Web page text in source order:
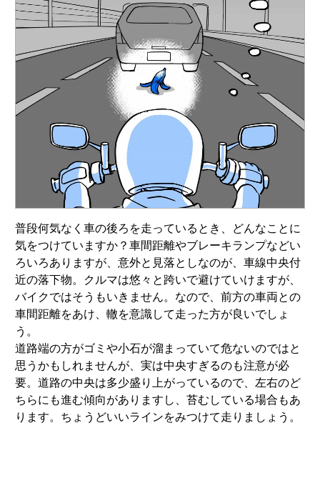
普段何気なく車の後ろを走っているとき、どんなことに
気をつけていますか？車間距離やブレーキランプなどい
ろいろありますが、意外と見落としなのが、車線中央付
近の落下物。クルマは悠々と跨いで避けていけますが、
バイクではそうもいきません。なので、前方の車両との
車間距離をあけ、轍を意識して走った方が良いでしょ
う。
道路端の方がゴミや小石が溜まっていて危ないのではと
思うかもしれませんが、実は中央すぎるのも注意が必
要。道路の中央は多少盛り上がっているので、左右のど
ちらにも進む傾向がありますし、苔むしている場合もあ
ります。ちょうどいいラインをみつけて走りましょう。